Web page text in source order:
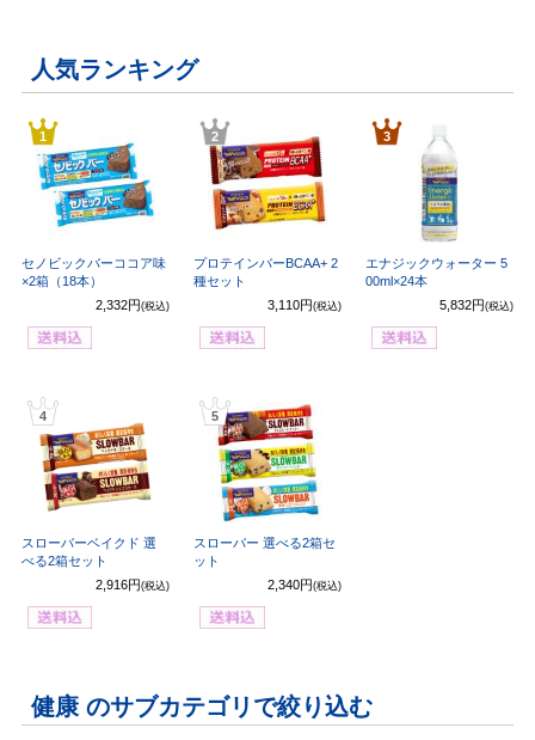
人気ランキング
1
セノビックバーココア味
×2箱（18本）
2,332円 (税込)
2
プロテインバーBCAA+ 2
種セット
3,110円 (税込)
3
エナジックウォーター 5
00ml×24本
5,832円(税込)
4
スローバーベイクド 選
べる2箱セット
2,916円 (税込)
5
スローバー 選べる2箱セ
ット
2,340円 (税込)
健康 のサブカテゴリで絞り込む